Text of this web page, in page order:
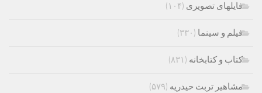
فایلهای تصویری (۱۰۴)
فیلم و سینما (۳۳۰)
کتاب و کتابخانه (۸۳۱)
مشاهیر تربت حیدریه (۵۷۹)